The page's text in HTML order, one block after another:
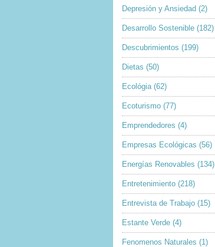
Depresión y Ansiedad (2)
Desarrollo Sostenible (182)
Descubrimientos (199)
Dietas (50)
Ecológia (62)
Ecoturismo (77)
Emprendedores (4)
Empresas Ecológicas (56)
Energías Renovables (134)
Entretenimiento (218)
Entrevista de Trabajo (15)
Estante Verde (4)
Fenomenos Naturales (1)